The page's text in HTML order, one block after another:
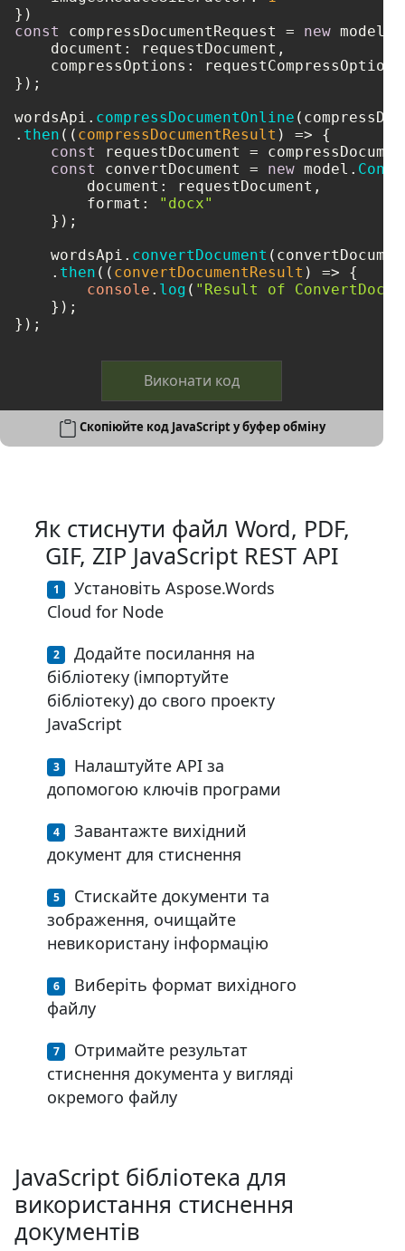
const
compressDocumentRequest = new model.
document : requestDocument,
compressOptions : requestCompressOptions
});
wordsApi. compressDocumentOnline
. then ( ( compressDocumentResult ) => {
const
requestDocument =
const
convertDocument = new model.
document : requestDocument,
format :
"docx"
    });
    wordsApi.
convertDocument
    .
then ( ( convertDocumentResult ) => {
console . log ( "Result of
    });
});
Виконати код
Скопіюйте код JavaScript у буфер обміну
Як стиснути файл Word, PDF,
GIF, ZIP JavaScript REST API
Установіть Aspose.Words
Cloud for Node
Додайте посилання на
бібліотеку (імпортуйте
бібліотеку) до свого проекту
JavaScript
Налаштуйте API за
допомогою ключів програми
Завантажте вихідний
документ для стиснення
Стискайте документи та
зображення, очищайте
невикористану інформацію
Виберіть формат вихідного
файлу
Отримайте результат
стиснення документа у вигляді
окремого файлу
JavaScript бібліотека для
використання стиснення
документів